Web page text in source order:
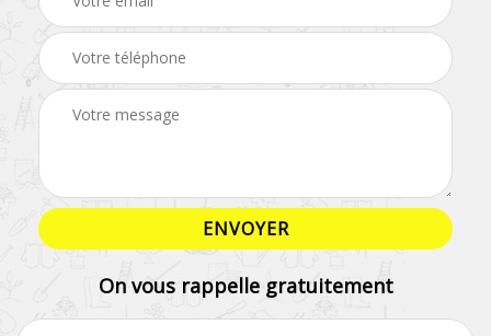
On vous rappelle gratuitement